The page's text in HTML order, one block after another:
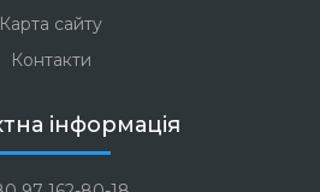
Карта сайту
Контакти
інформація